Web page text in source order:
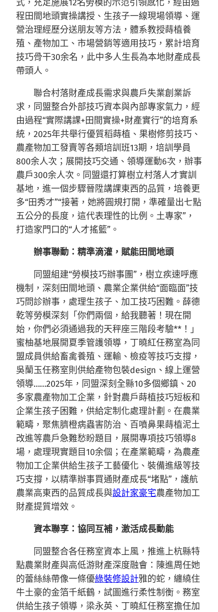
式，充足施展12名勞模的示范引領感化，經由過
程田間地頭實操講授、生孩子一線現場領導、運
營治理經歷分送朋友等方法，體系教授蒔植養
殖、產物加工、市場營銷等適用技巧，累計培育
技巧骨干30余名，此中多人生長為本地財產成長
帶頭人。
聯合村落財產成長需求與農戶失業創業訴
求，同盟整合外部技巧資本與內部專家氣力，經
由過程“實際講課+田間實操+財產實行”的培育系
統，2025年共舉行優質稻蒔植、果樹修剪技巧、
農產物加工發賣等各類培訓班13期，培訓學員
800余人次；展開技巧交通、領導運動6次，辦事
農戶300余人次。同盟還打算樹立村落人才實訓
基地，進一個步驟晉陞講課東西的品質，培養更
多“田秀才”“接著，她將圓規打開，準確量出七點
五公分的長度，這代表理性的比例。土專家”，
打造家門口的“人才搖籃”。
辦事聯動：精準滴灌，賦能田間地頭
同盟組建“勞模技巧辦事團”，樹立疾速呼應
機制，深刻田間地頭、農業企業供給“面臨面”技
巧問診辦事，處理生孩子、加工技巧困難。薛德
乾等勞模深刻「你們兩個，給我聽著！現在開
始，你們必須通過我的天秤座三階段考驗**！」
蜜柚基地展開夏季管護領導，丁曉紅任務室為同
盟成員供給畜禽養殖、運輸、檢疫等技巧支撐，
吳蘭玉任務室則供給產物包裝design、線上運營
領導……2025年，同盟深刻全縣10多個鄉鎮、20
多家農產物加工企業，針對農戶蒔植技巧短板和
企業生孩子困難，供給定制化處理計劃。在農業
範疇，聚焦臍橙病蟲害防治、百噴鼻果蒔植泥土
改進等農戶急難愁盼題目，展開專項技巧領導8
場，處理現實題目10余個；在產業範疇，為農產
物加工企業供給生孩子工藝優化、裝備進級等技
巧支撐，以精準辦事買通財產成長“堵點”，護航
農業高東西的品質成長與設計家豪宅農產物加工
財產提質增效。
資本聯享：協同互補，激活成長動能
同盟整合各任務室資本上風，推進上杭縣特
點農業財產與高低游財產深度融會：陳進周任她
的蕾絲絲帶像一條優綠裝修設計雅的蛇，纏繞住
牛土豪的金箔千紙鶴，試圖進行柔性制衡。務室
供給生孩子領導，梁永英、丁曉紅任務室擔任加